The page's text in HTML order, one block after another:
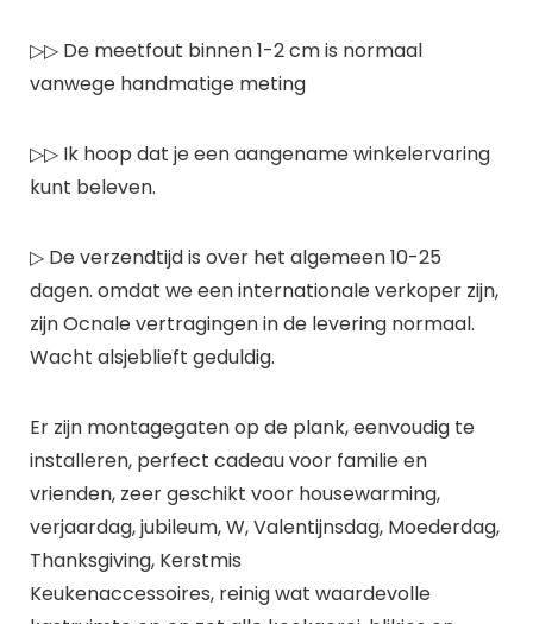
▷▷ De meetfout binnen 1-2 cm is normaal
vanwege handmatige meting
▷▷ Ik hoop dat je een aangename winkelervaring
kunt beleven.
▷ De verzendtijd is over het algemeen 10-25
dagen. omdat we een internationale verkoper zijn,
zijn Ocnale vertragingen in de levering normaal.
Wacht alsjeblieft geduldig.
Er zijn montagegaten op de plank, eenvoudig te
installeren, perfect cadeau voor familie en
vrienden, zeer geschikt voor housewarming,
verjaardag, jubileum, W, Valentijnsdag, Moederdag,
Thanksgiving, Kerstmis
Keukenaccessoires, reinig wat waardevolle